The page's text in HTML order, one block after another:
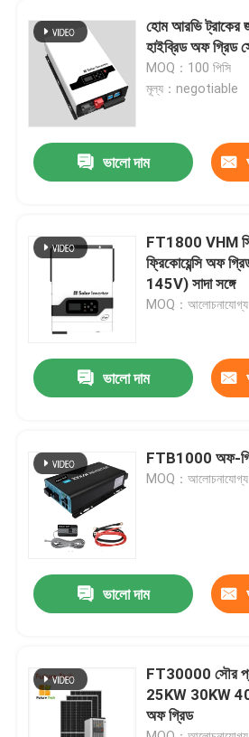
ভিডিও
আমাদের সম্বন্ধে
গুণমান নিয়ন্ত্রণ
পোর্টেবল সোলার প্যানেল
নমনীয় সৌর প্যানেল
ভাঁজযোগ্য সোলার ডিক
সোলার ব্যাটারি চার্জার
হোম আরভি
হাইব্রিড অফ গ্রিড
MOQ：100 পিসি
মূল্য：negotiable
ভালো দাম
FT1800 VHM
ফ্রিকোয়েন্সি অফ
145V) সাদা সঙ্গে
MOQ：আলোচনাযোগ্য
ভালো দাম
FTB1000 অফ-
MOQ：আলোচনাযোগ্য
ভালো দাম
FT30000 সৌর
25KW 30KW
অফ গ্রিড